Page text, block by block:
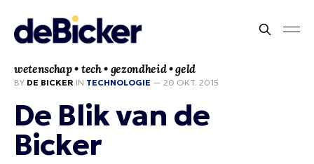
wetenschap • tech • gezondheid • geld
BY DE BICKER IN TECHNOLOGIE — 20 OKT. 2015
De Blik van de
Bicker